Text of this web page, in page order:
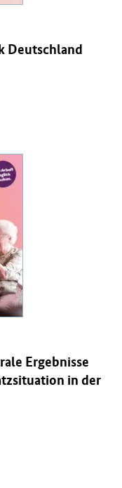
Deutschland
Ergebnisse
in der